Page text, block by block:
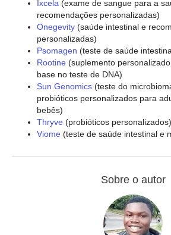
Ixcela (exame de sangue para a
recomendações personalizadas)
Onegevity (saúde intestinal e
personalizadas)
Psomagen (teste de saúde
Rootine (suplemento
base no teste de DNA)
Sun Genomics (teste do
probióticos personalizados para
bebês)
Thryve (probióticos personalizados)
Viome (teste de saúde intestinal e
Sobre o autor